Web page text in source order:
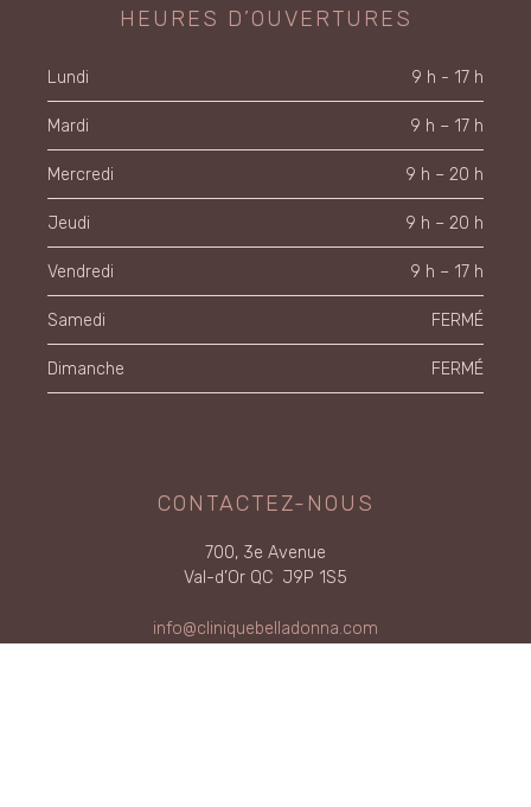
HEURES D’OUVERTURES
Lundi 9 h - 17 h
Mardi 9 h – 17 h
Mercredi 9 h – 20 h
Jeudi 9 h – 20 h
Vendredi 9 h – 17 h
Samedi FERMÉ
Dimanche FERMÉ
CONTACTEZ-NOUS
700, 3e Avenue
Val-d’Or QC J9P 1S5
info@cliniquebelladonna.com